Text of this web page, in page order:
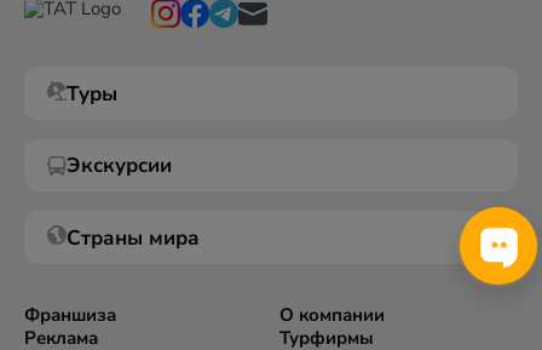
Туры
Экскурсии
Страны мира
Франшиза
Реклама
О компании
Турфирмы